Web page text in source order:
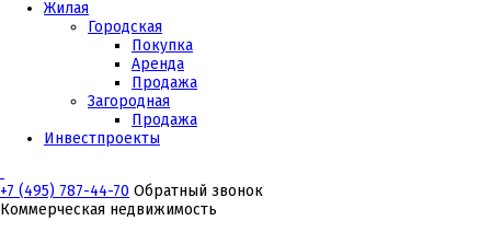
Жилая
Городская
Покупка
Аренда
Продажа
Загородная
Продажа
Инвестпроекты
+7 (495) 787-44-70 Обратный звонок
Коммерческая недвижимость